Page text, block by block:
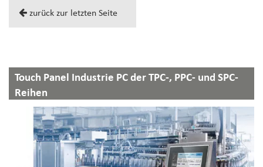
zurück zur letzten Seite
Touch Panel Industrie PC der TPC-, PPC- und SPC-
Reihen